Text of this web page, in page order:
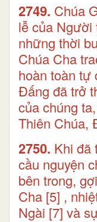
2749. Chúa
lễ của Người
những thời
Chúa Cha
hoàn toàn tự
Đấng đã trở
của chúng
Thiên Chúa,
2750. Khi đã
cầu nguyện
bên trong,
Cha [5] ,
Ngài [7] và